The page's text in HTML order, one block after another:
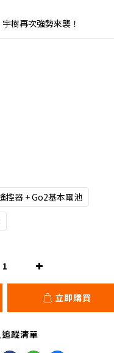
樹再次強勢來襲！
控器 + Go2基本電池
立即購買
蹤清單